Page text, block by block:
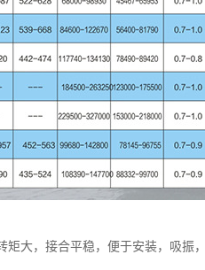
矩大，接合平稳，便于安装，吸振